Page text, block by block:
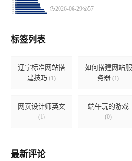
2026-06-29 57
标签列表
辽宁标准网站搭
建技巧 (1)
如何搭建网站服
务器 (1)
网页设计师英文
(1)
端午玩的游戏
(0)
最新评论